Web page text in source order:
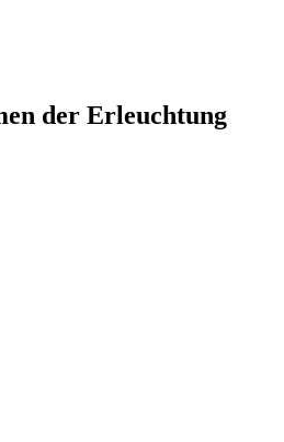
der Erleuchtung